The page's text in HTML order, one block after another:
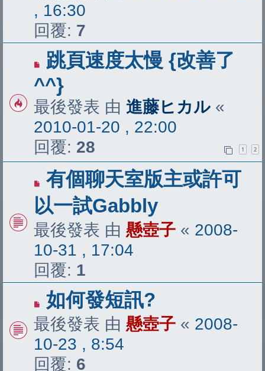
, 16:30
回覆: 7
跳頁速度太慢 {改善了
^^}
最後發表 由 進藤ヒカル «
2010-01-20 , 22:00
回覆: 28 1 2
有個聊天室版主或許可
以一試Gabbly
最後發表 由 懸壺子 « 2008-
10-31 , 17:04
回覆: 1
如何發短訊?
最後發表 由 懸壺子 « 2008-
10-23 , 8:54
回覆: 6